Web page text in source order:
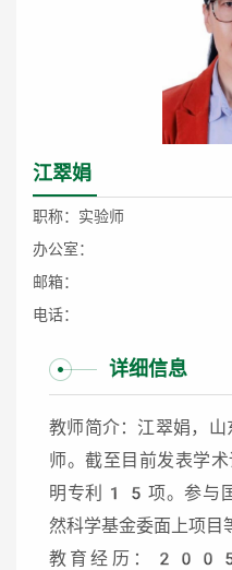
江翠娟
职称：实验师
办公室：
邮箱：
电话：
详细信息
教师简介：江翠娟，
师。截至目前发表学
明专利15项。参与
然科学基金委面上项目
教育经历：